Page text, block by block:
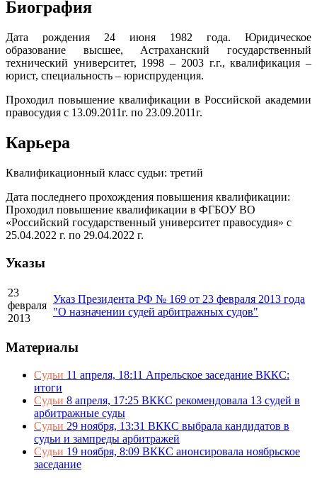
Биография
Дата рождения 24 июня 1982 года. Юридическое
образование высшее, Астраханский государственный
технический университет, 1998 – 2003 г.г., квалификация –
юрист, специальность – юриспруденция.
Проходил повышение квалификации в Российской академии
правосудия с 13.09.2011г. по 23.09.2011г.
Карьера
Квалификационный класс судьи: третий
Дата последнего прохождения повышения квалификации:
Проходил повышение квалификации в ФГБОУ ВО
«Российский государственный университет правосудия» с
25.04.2022 г. по 29.04.2022 г.
Указы
23
февраля
2013
Указ Президента РФ № 169 от 23 февраля 2013 года
"О назначении судей арбитражных судов"
Материалы
Судьи 11 апреля, 18:11 Апрельское заседание ВККС:
итоги
Судьи 8 апреля, 17:25 ВККС рекомендовала 13 судей в
арбитражные суды
Судьи 29 ноября, 13:31 ВККС выбрала кандидатов в
судьи и зампреды арбитражей
Судьи 19 ноября, 8:09 ВККС анонсировала ноябрьское
заседание